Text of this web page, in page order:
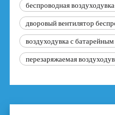
беспроводная
дворовый вентилятор
воздуходувка с
перезаряжаемая